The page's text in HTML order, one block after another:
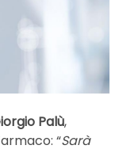
Palù,
“Sarà